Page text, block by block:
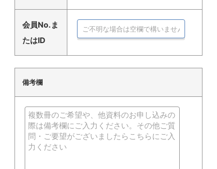
会員No.ま
たはID
備考欄